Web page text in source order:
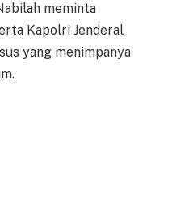
meminta
Kapolri Jenderal
yang menimpanya